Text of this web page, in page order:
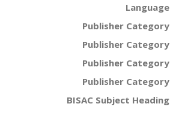
Language
Publisher Category
Publisher Category
Publisher Category
Publisher Category
BISAC Subject Heading